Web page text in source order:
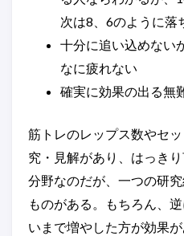
次は8、6のように落
十分に追い込めない
なに疲れない
確実に効果の出る無
筋トレのレップス数やセ
究・見解があり、はっき
分野なのだが、一つの研
ものがある。もちろん、
いまで増やした方が効果